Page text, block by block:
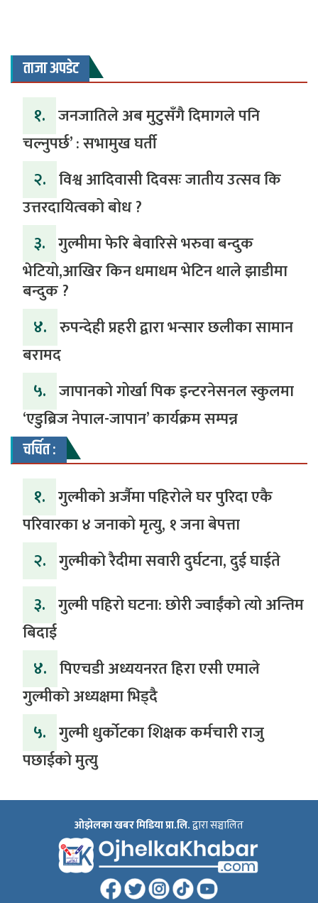
ताजा अपडेट
१. जनजातिले अब मुटुसँगै दिमागले पनि
चल्नुपर्छ’ : सभामुख घर्ती
२. विश्व आदिवासी दिवसः जातीय उत्सव कि
उत्तरदायित्वको बोध ?
३. गुल्मीमा फेरि बेवारिसे भरुवा बन्दुक
भेटियो,आखिर किन धमाधम भेटिन थाले झाडीमा
बन्दुक ?
४. रुपन्देही प्रहरी द्वारा भन्सार छलीका सामान
बरामद
५. जापानको गोर्खा पिक इन्टरनेसनल स्कुलमा
‘एडुब्रिज नेपाल-जापान’ कार्यक्रम सम्पन्न
चर्चित :
१. गुल्मीको अर्जैमा पहिरोले घर पुरिदा एकै
परिवारका ४ जनाको मृत्यु, १ जना बेपत्ता
२. गुल्मीको रैदीमा सवारी दुर्घटना, दुई घाईते
३. गुल्मी पहिरो घटना: छोरी ज्वाईंको त्यो अन्तिम
बिदाई
४. पिएचडी अध्ययनरत हिरा एसी एमाले
गुल्मीको अध्यक्षमा भिड्दै
५. गुल्मी धुर्कोटका शिक्षक कर्मचारी राजु
पछाईको मुत्यु
ओझेलका खबर मिडिया प्रा.लि.द्वारा सञ्चालित